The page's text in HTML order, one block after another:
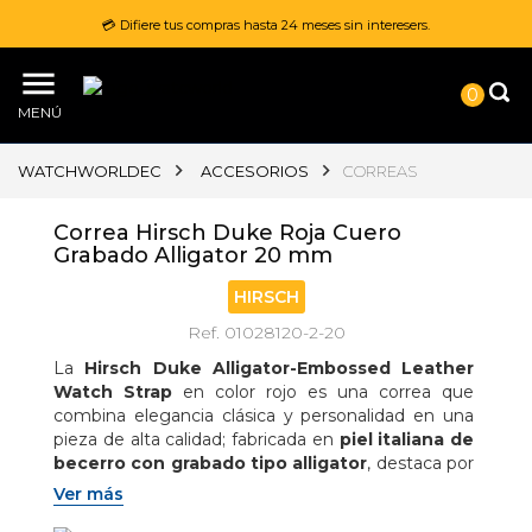
💳 Difiere tus compras hasta 24 meses sin interesers.
MENÚ
0
WATCHWORLDEC ACCESORIOS CORREAS
Correa Hirsch Duke Roja Cuero
Grabado Alligator 20 mm
HIRSCH
Ref. 01028120-2-20
La Hirsch Duke Alligator-Embossed Leather
Watch Strap en color rojo es una correa que
combina elegancia clásica y personalidad en una
pieza de alta calidad; fabricada en piel italiana de
becerro con grabado tipo alligator, destaca por
su textura sofisticada y acabado cuidadosamente
trabajado que aporta una apariencia inspirada en la
Ver más